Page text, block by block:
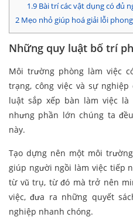
1.9Bài trí các vật dụng có đủ
2 Mẹo nhỏ giúp hoá giải lỗi
Những quy luật bố trí
Môi trường phòng làm việc
trạng, công việc và sự
luật sắp xếp bàn làm việc
nhưng phần lớn chúng ta
này.
Tạo dựng nên một môi
giúp người ngồi làm việc tiếp
từ vũ trụ, từ đó mà trở nên
việc, đưa ra những quyết
nghiệp nhanh chóng.